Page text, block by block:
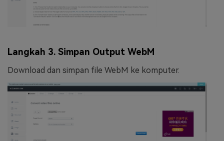
Langkah 3. Simpan Output WebM
Download dan simpan file WebM ke komputer.